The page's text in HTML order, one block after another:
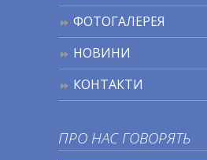
ФОТОГАЛЕРЕЯ
НОВИНИ
КОНТАКТИ
ПРО НАС ГОВОРЯТЬ